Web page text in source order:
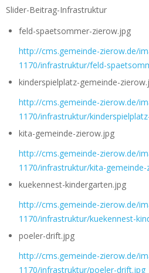
Slider-Beitrag-Infrastruktur
feld-spaetsommer-zierow.jpg
http://cms.gemeinde-zierow.de/
1170/infrastruktur/feld-
kinderspielplatz-gemeinde-
http://cms.gemeinde-zierow.de/
1170/infrastruktur/
kita-gemeinde-zierow.jpg
http://cms.gemeinde-zierow.de/
1170/infrastruktur/kita-
kuekennest-kindergarten.jpg
http://cms.gemeinde-zierow.de/
1170/infrastruktur/kuekennest-
poeler-drift.jpg
http://cms.gemeinde-zierow.de/
1170/infrastruktur/poeler-drift.jpg